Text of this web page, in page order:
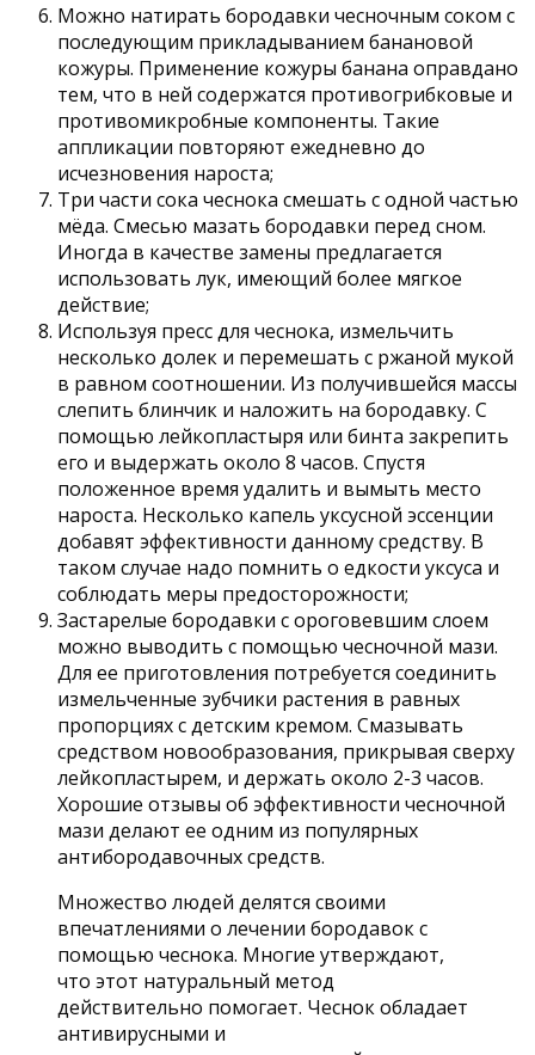
Можно натирать бородавки чесночным соком с
последующим прикладыванием банановой
кожуры. Применение кожуры банана оправдано
тем, что в ней содержатся противогрибковые и
противомикробные компоненты. Такие
аппликации повторяют ежедневно до
исчезновения нароста;
Три части сока чеснока смешать с одной частью
мёда. Смесью мазать бородавки перед сном.
Иногда в качестве замены предлагается
использовать лук, имеющий более мягкое
действие;
Используя пресс для чеснока, измельчить
несколько долек и перемешать с ржаной мукой
в равном соотношении. Из получившейся массы
слепить блинчик и наложить на бородавку. С
помощью лейкопластыря или бинта закрепить
его и выдержать около 8 часов. Спустя
положенное время удалить и вымыть место
нароста. Несколько капель уксусной эссенции
добавят эффективности данному средству. В
таком случае надо помнить о едкости уксуса и
соблюдать меры предосторожности;
Застарелые бородавки с ороговевшим слоем
можно выводить с помощью чесночной мази.
Для ее приготовления потребуется соединить
измельченные зубчики растения в равных
пропорциях с детским кремом. Смазывать
средством новообразования, прикрывая сверху
лейкопластырем, и держать около 2-3 часов.
Хорошие отзывы об эффективности чесночной
мази делают ее одним из популярных
антибородавочных средств.
Множество людей делятся своими
впечатлениями о лечении бородавок с
помощью чеснока. Многие утверждают,
что этот натуральный метод
действительно помогает. Чеснок обладает
антивирусными и